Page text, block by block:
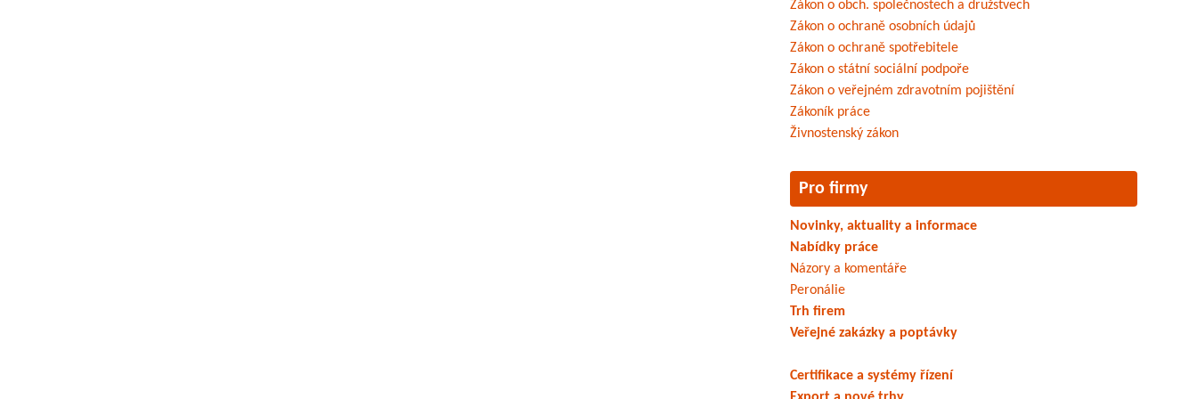
Zákon o obch. společnostech a družstvech
Zákon o ochraně osobních údajů
Zákon o ochraně spotřebitele
Zákon o státní sociální podpoře
Zákon o veřejném zdravotním pojištění
Zákoník práce
Živnostenský zákon
Pro firmy
Novinky, aktuality a informace
Nabídky práce
Názory a komentáře
Peronálie
Trh firem
Veřejné zakázky a poptávky
Certifikace a systémy řízení